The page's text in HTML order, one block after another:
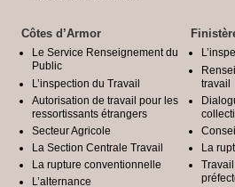
Côtes d’Armor
Le Service Renseignement du
Public
L’inspection du Travail
Autorisation de travail pour les
ressortissants étrangers
Secteur Agricole
La Section Centrale Travail
La rupture conventionnelle
L’alternance
travail
La